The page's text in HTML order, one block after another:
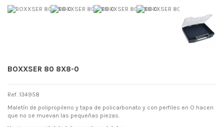
BOXXSER 80 8X8-0
Ref. 134958
Maletín de polipropileno y tapa de policarbonato y con perfiles en O hacen
que no se muevan las pequeñas piezas.